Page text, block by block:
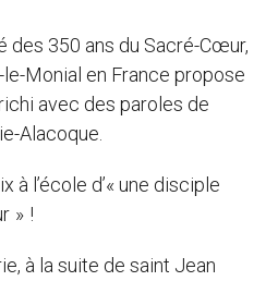
des 350 ans du Sacré-Cœur,
Monial en France propose
avec des paroles de
Alacoque.
à l’école d’« une disciple
» !
à la suite de saint Jean